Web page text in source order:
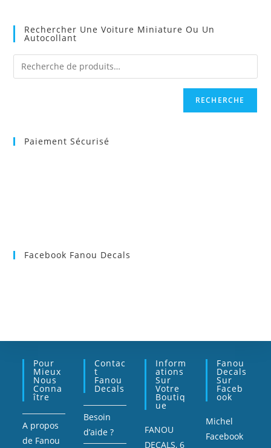
Rechercher Une Voiture Miniature Ou Un
Autocollant
RECHERCHE
Paiement Sécurisé
Facebook Fanou Decals
Pour
Mieux
Nous
Conna
Ître
A propos
de Fanou
Contac
T
Fanou
Decals
Besoin
d’aide ?
Inform
Ations
Sur
Votre
Boutiq
Ue
FANOU
DECALS, 6
Fanou
Decals
Sur
Faceb
Ook
Michel
Facebook